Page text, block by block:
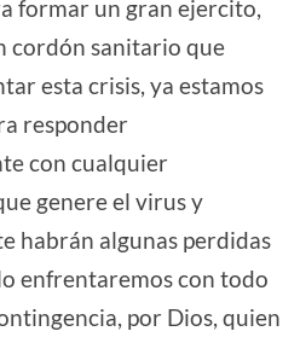
formar un gran ejercito,
cordón sanitario que
esta crisis, ya estamos
responder
con cualquier
genere el virus y
habrán algunas perdidas
enfrentaremos con todo
por Dios, quien